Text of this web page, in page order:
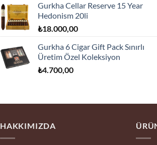
Gurkha Cellar Reserve 15 Year
Hedonism 20li
₺18.000,00
Gurkha 6 Cigar Gift Pack Sınırlı
Üretim Özel Koleksiyon
₺4.700,00
HAKKIMIZDA